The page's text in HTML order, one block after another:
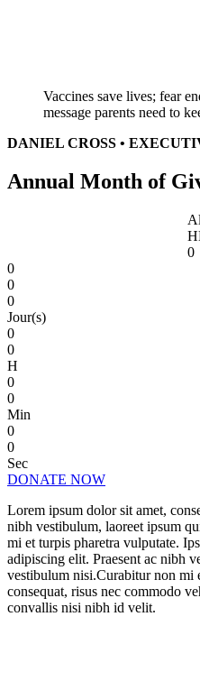
Vaccines save lives; fear
message parents need to
DANIEL CROSS •
Annual Month of
0
0
0
0
Jour(s)
0
0
H
0
0
Min
0
0
Sec
DONATE NOW
Lorem ipsum dolor sit amet,
nibh vestibulum, laoreet ipsum
mi et turpis pharetra vulputate.
adipiscing elit. Praesent ac nibh
vestibulum nisi.Curabitur non mi
consequat, risus nec commodo
convallis nisi nibh id velit.